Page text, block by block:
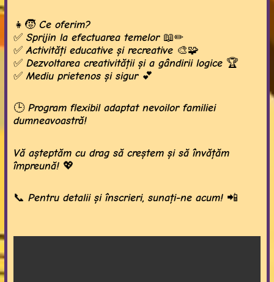
👧🧒 Ce oferim?
✅ Sprijin la efectuarea temelor 📖✏
✅ Activități educative și recreative 🎨🧩
✅ Dezvoltarea creativității și a gândirii logice 🏆
✅ Mediu prietenos și sigur 💕
🕒 Program flexibil adaptat nevoilor familiei
dumneavoastră!
Vă așteptăm cu drag să creștem și să învățăm
împreună! 💖
📞 Pentru detalii și înscrieri, sunați-ne acum! 📲